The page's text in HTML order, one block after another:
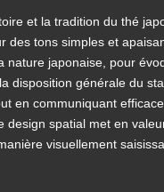
et la tradition du thé
des tons simples et
japonaise, pour
disposition générale du
en communiquant
design spatial met en
visuellement